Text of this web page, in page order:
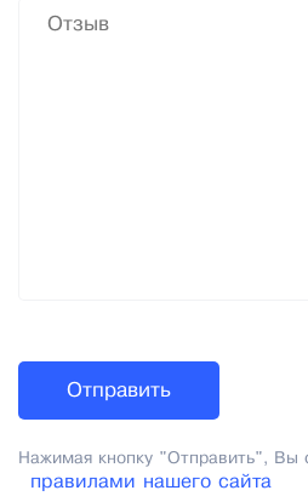
Нажимая кнопку "Отправить", Вы
правилами нашего сайта